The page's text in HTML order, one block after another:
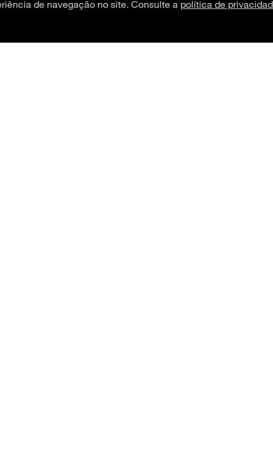
de navegação no site. Consulte a política de